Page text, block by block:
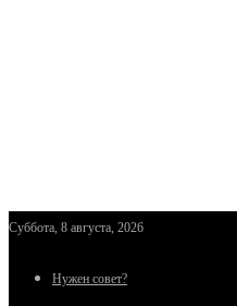
Суббота, 8 августа, 2026
Нужен совет?